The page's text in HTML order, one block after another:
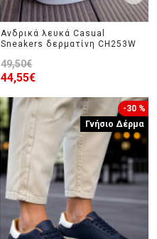
Ανδρικά λευκά Casual
Sneakers δερματίνη CH253W
44,55€
49,50€
Γνήσιο Δέρμα
-30 %